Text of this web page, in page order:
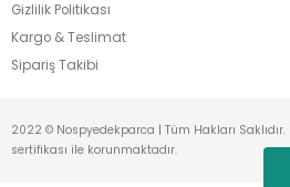
Gizlilik Politikası
Kargo & Teslimat
Sipariş Takibi
2022 © Nospyedekparca | Tüm Hakları
sertifikası ile korunmaktadır.